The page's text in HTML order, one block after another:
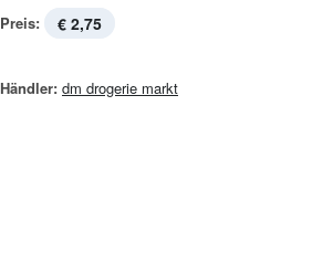
Preis: € 2,75
Händler: dm drogerie markt